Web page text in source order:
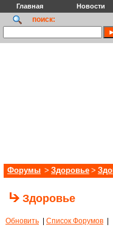
Главная Новости
поиск:
Форумы > Здоровье >
Здоровье
Обновить Список Форумов